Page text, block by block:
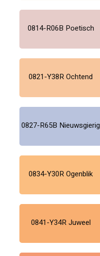
0814-R06B Poetisch
0821-Y38R Ochtend
0827-R65B Nieuwsgierig
0834-Y30R Ogenblik
0841-Y34R Juweel